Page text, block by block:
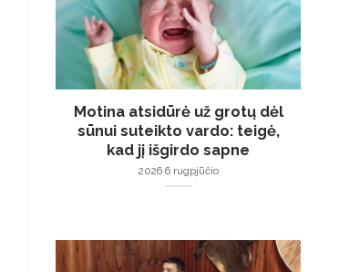
Motina atsidūrė už grotų dėl
sūnui suteikto vardo: teigė,
kad jį išgirdo sapne
2026 6 rugpjūčio